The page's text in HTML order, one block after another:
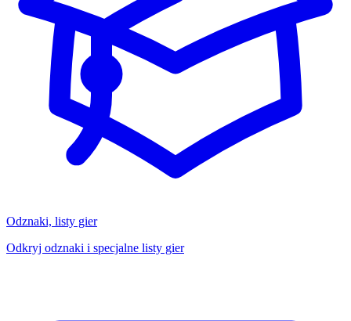
Odznaki, listy gier
Odkryj odznaki i specjalne listy gier